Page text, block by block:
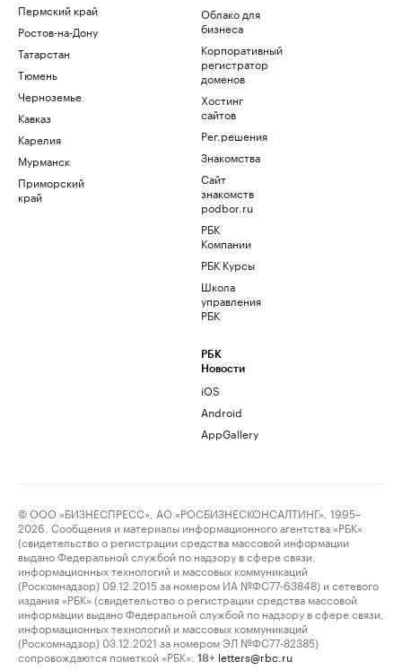
Пермский край
Ростов-на-Дону
Татарстан
Тюмень
Черноземье
Кавказ
Карелия
Мурманск
Приморский
край
Облако для
бизнеса
Корпоративный
регистратор
доменов
Хостинг
сайтов
Рег.решения
Знакомства
Сайт
знакомств
podbor.ru
РБК
Компании
РБК Курсы
Школа
управления
РБК
РБК
Новости
iOS
Android
AppGallery
© ООО «БИЗНЕСПРЕСС», АО «РОСБИЗНЕСКОНСАЛТИНГ», 1995–
2026. Сообщения и материалы информационного агентства «РБК»
(свидетельство о регистрации средства массовой информации
выдано Федеральной службой по надзору в сфере связи,
информационных технологий и массовых коммуникаций
(Роскомнадзор) 09.12.2015 за номером ИА №ФС77-63848) и сетевого
издания «РБК» (свидетельство о регистрации средства массовой
информации выдано Федеральной службой по надзору в сфере связи,
информационных технологий и массовых коммуникаций
(Роскомнадзор) 03.12.2021 за номером ЭЛ №ФС77-82385)
сопровождаются пометкой «РБК».
18+ letters@rbc.ru